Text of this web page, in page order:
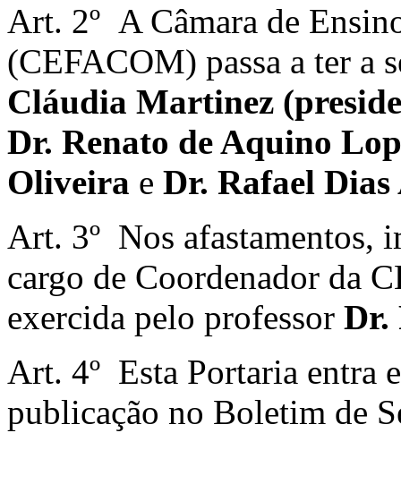
Art. 2º A Câmara de
(CEFACOM) passa a ter a
Cláudia Martinez
Dr. Renato de Aquino
Oliveira e Dr. Rafael
Art. 3º Nos afastamentos,
cargo de Coordenador da
exercida pelo professor Dr.
Art. 4º Esta Portaria entra
publicação no Boletim de